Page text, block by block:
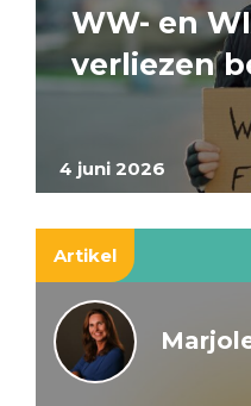
4 juni 2026
WW- en
verliezen
Artikel